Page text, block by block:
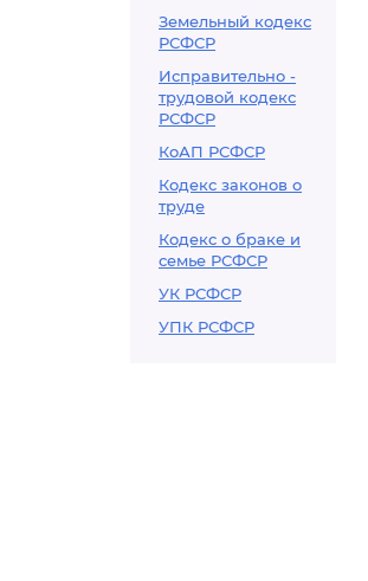
Земельный кодекс
РСФСР
Исправительно -
трудовой кодекс
РСФСР
КоАП РСФСР
Кодекс законов о
труде
Кодекс о браке и
семье РСФСР
УК РСФСР
УПК РСФСР